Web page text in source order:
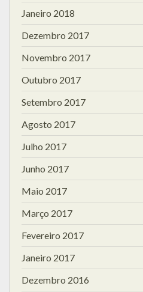
Janeiro 2018
Dezembro 2017
Novembro 2017
Outubro 2017
Setembro 2017
Agosto 2017
Julho 2017
Junho 2017
Maio 2017
Março 2017
Fevereiro 2017
Janeiro 2017
Dezembro 2016